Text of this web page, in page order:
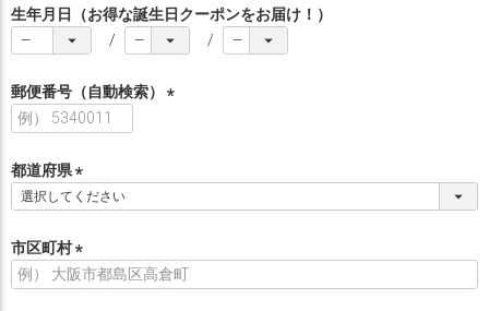
須
)
生年月日（お得な誕生日クーポンをお届け！）
郵便番号（自動検索）
)
都道府県
(
須
)
市区町村
(